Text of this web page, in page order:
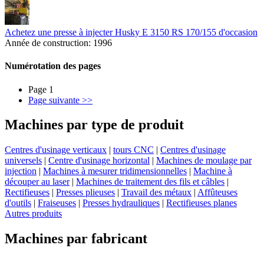
Achetez une presse à injecter Husky E 3150 RS 170/155 d'occasion
Année de construction: 1996
Numérotation des pages
Page 1
Page suivante >>
Machines par type de produit
Centres d'usinage verticaux | tours CNC | Centres d'usinage
universels | Centre d'usinage horizontal | Machines de moulage par
injection | Machines à mesurer tridimensionnelles | Machine à
découper au laser | Machines de traitement des fils et câbles |
Rectifieuses | Presses plieuses | Travail des métaux | Affûteuses
d'outils | Fraiseuses | Presses hydrauliques | Rectifieuses planes
Autres produits
Machines par fabricant